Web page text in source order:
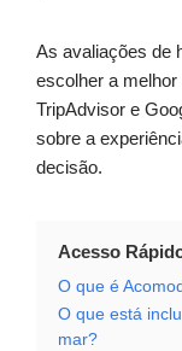
As avaliações de
escolher a
TripAdvisor e
sobre a
decisão.
Acesso
O que é
O que está
mar?